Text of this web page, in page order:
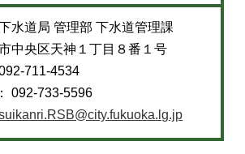
水道局 管理部 下水道管理課
中央区天神１丁目８番１号
711-4534
092-733-5596